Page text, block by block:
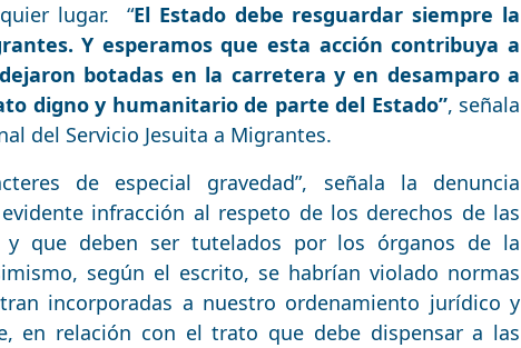
lugar. “El Estado debe resguardar siempre la
Y esperamos que esta acción contribuya a
botadas en la carretera y en desamparo a
digno y humanitario de parte del Estado”, señala
del Servicio Jesuita a Migrantes.
de especial gravedad”, señala la denuncia
infracción al respeto de los derechos de las
y que deben ser tutelados por los órganos de la
según el escrito, se habrían violado normas
incorporadas a nuestro ordenamiento jurídico y
en relación con el trato que debe dispensar a las